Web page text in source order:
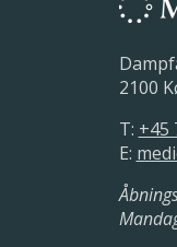
2100
T: +45
E: